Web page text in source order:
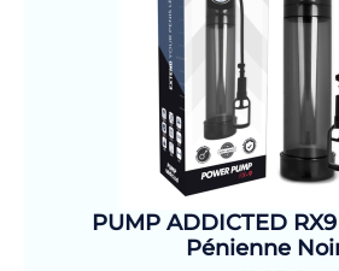
PUMP ADDICTED
Pénienne